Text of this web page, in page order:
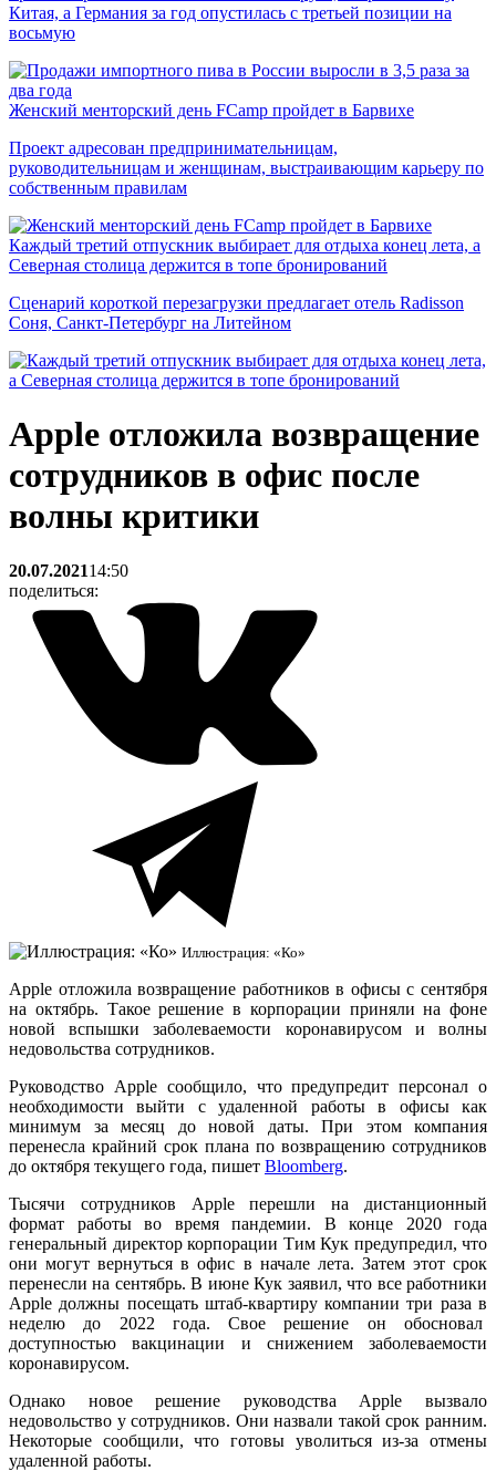
Китая, а Германия за год опустилась с третьей позиции на
восьмую
Женский менторский день FCamp пройдет в Барвихе
Проект адресован предпринимательницам,
руководительницам и женщинам, выстраивающим карьеру по
собственным правилам
Каждый третий отпускник выбирает для отдыха конец лета, а
Северная столица держится в топе бронирований
Сценарий короткой перезагрузки предлагает отель Radisson
Соня, Санкт-Петербург на Литейном
Apple отложила возвращение
сотрудников в офис после
волны критики
20.07.202114:50
поделиться:
Иллюстрация: «Ко»
Apple отложила возвращение работников в офисы с сентября
на октябрь. Такое решение в корпорации приняли на фоне
новой вспышки заболеваемости коронавирусом и волны
недовольства сотрудников.
Руководство Apple сообщило, что предупредит персонал о
необходимости выйти с удаленной работы в офисы как
минимум за месяц до новой даты. При этом компания
перенесла крайний срок плана по возвращению сотрудников
до октября текущего года, пишет Bloomberg.
Тысячи сотрудников Apple перешли на дистанционный
формат работы во время пандемии. В конце 2020 года
генеральный директор корпорации Тим Кук предупредил, что
они могут вернуться в офис в начале лета. Затем этот срок
перенесли на сентябрь. В июне Кук заявил, что все работники
Apple должны посещать штаб-квартиру компании три раза в
неделю до 2022 года. Свое решение он обосновал
доступностью вакцинации и снижением заболеваемости
коронавирусом.
Однако новое решение руководства Apple вызвало
недовольство у сотрудников. Они назвали такой срок ранним.
Некоторые сообщили, что готовы уволиться из-за отмены
удаленной работы.